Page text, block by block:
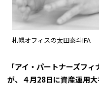
札幌オフィスの太田泰斗IFA
「アイ・パートナーズフ
が、４月28日に資産運用